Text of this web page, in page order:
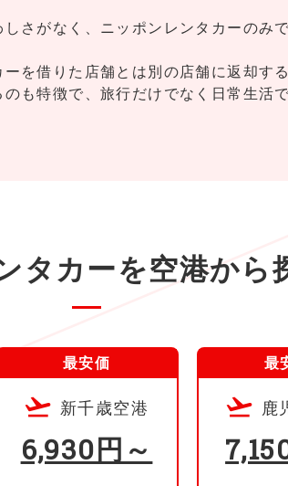
さがなく、ニッポンレンタカーのみ
を借りた店舗とは別の店舗に返却す
も特徴で、旅行だけでなく日常生活
タカーを空港から
最安価
新千歳空港
6,930円～
最
鹿